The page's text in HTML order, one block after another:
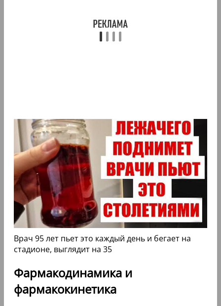
Врач 95 лет пьет это каждый день и бегает на
стадионе, выглядит на 35
Фармакодинамика и
фармакокинетика